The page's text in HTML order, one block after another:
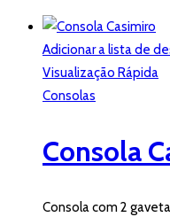
Adicionar a lista de
Visualização Rápida
Consolas
Consola
Consola com 2